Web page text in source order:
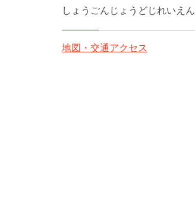
しょうごんじょうどじれいえん
地図・交通アクセス